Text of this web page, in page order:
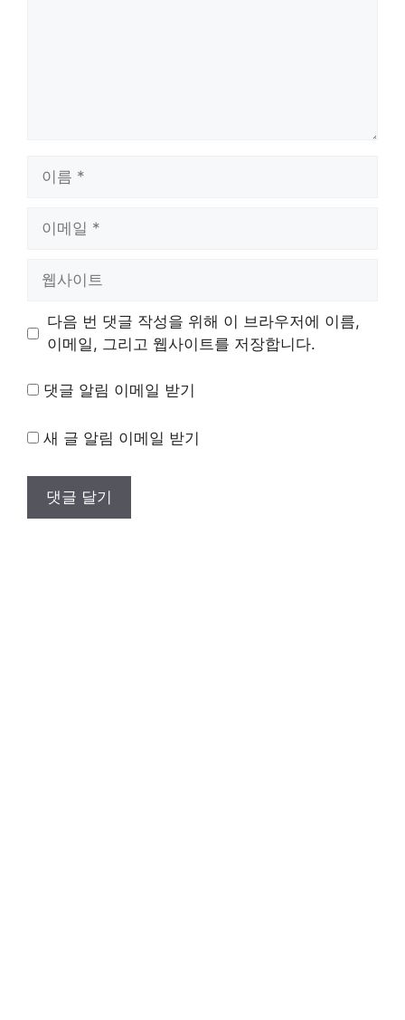
트
다음 번 댓글 작성을 위해 이 브라우저에 이름,
이메일, 그리고 웹사이트를 저장합니다.
댓글 알림 이메일 받기
새 글 알림 이메일 받기